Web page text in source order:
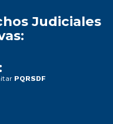
Judiciales
PQRSDF